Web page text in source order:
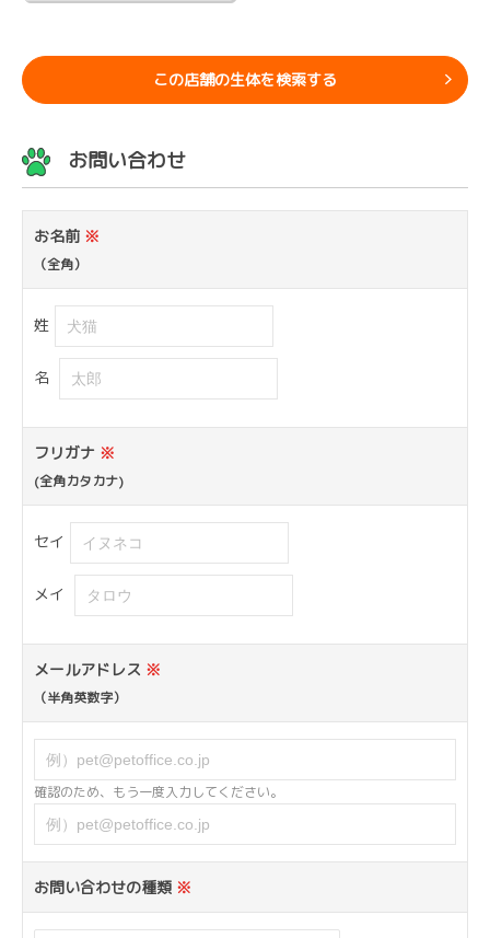
この店舗の生体を検索する
お問い合わせ
お名前 ※
（全角）
姓
名
フリガナ ※
(全角カタカナ)
セイ
メイ
メールアドレス ※
（半角英数字）
確認のため、もう一度入力してください。
お問い合わせの種類 ※